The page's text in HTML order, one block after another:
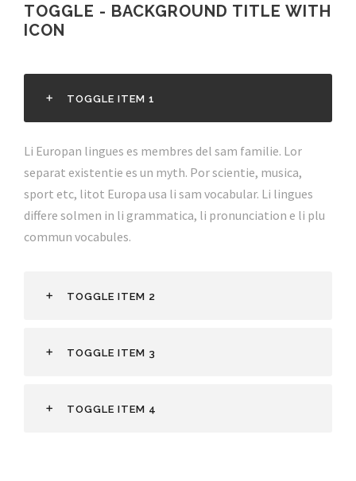
TOGGLE - BACKGROUND TITLE WITH
ICON
TOGGLE ITEM 1
Li Europan lingues es membres del sam familie. Lor
separat existentie es un myth. Por scientie, musica,
sport etc, litot Europa usa li sam vocabular. Li lingues
differe solmen in li grammatica, li pronunciation e li plu
commun vocabules.
TOGGLE ITEM 2
TOGGLE ITEM 3
TOGGLE ITEM 4